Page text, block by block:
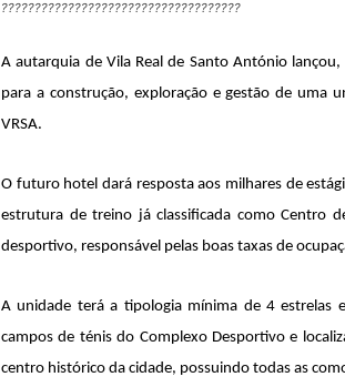
????????????????????????????????????
A autarquia de Vila Real de Santo António
para a construção, exploração e gestão de uma
VRSA.
O futuro hotel dará resposta aos milhares de
estrutura de treino já classificada como Centro
desportivo, responsável pelas boas taxas de
A unidade terá a tipologia mínima de 4 estrelas
campos de ténis do Complexo Desportivo e
centro histórico da cidade, possuindo todas as